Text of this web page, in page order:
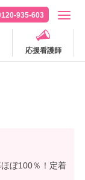
935-603
応援看護師
ぼ100％！定着